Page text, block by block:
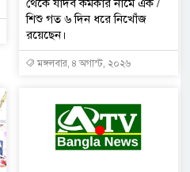
থেকে যাদব কর্মকার নামে এক /
শিশু গত ৬ দিন ধরে নিখোঁজ
রয়েছেন।
মঙ্গলবার, ৪ অগাস্ট, ২০২৬